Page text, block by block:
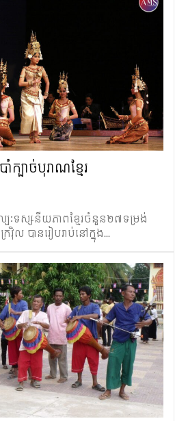
ាំក្បាច់បុរាណខ្មែរ
ទស្សនីយភាពខ្មែរចំនួន២៧ទម្រង់
ល បានរៀបរាប់នៅក្នុង...